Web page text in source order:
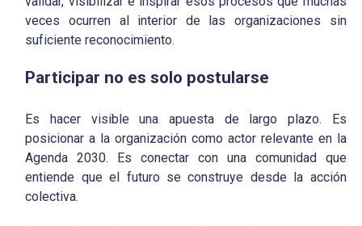
veces ocurren al interior de las organizaciones sin
suficiente reconocimiento.
Participar no es solo postularse
Es hacer visible una apuesta de largo plazo. Es
posicionar a la organización como actor relevante en la
Agenda 2030. Es conectar con una comunidad que
entiende que el futuro se construye desde la acción
colectiva.